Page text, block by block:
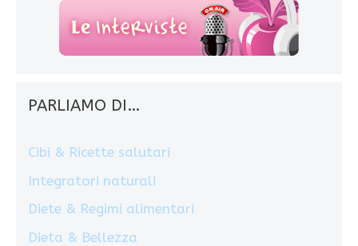
PARLIAMO DI…
Cibi & Ricette salutari
Integratori naturali
Diete & Regimi alimentari
Dieta & Bellezza